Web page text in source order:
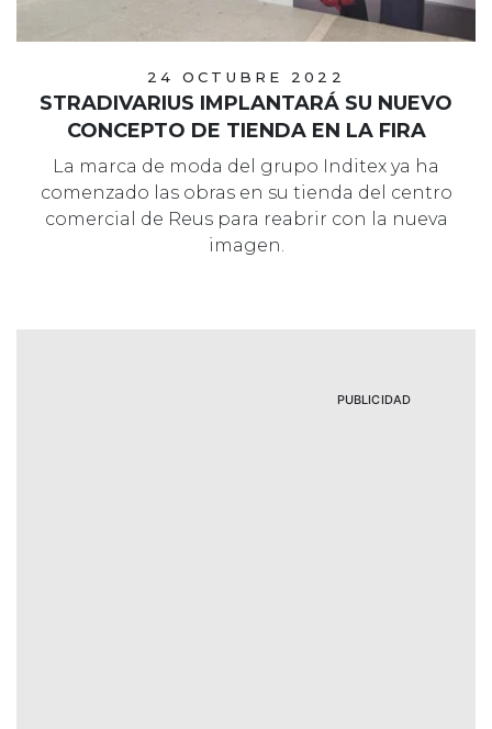
24 OCTUBRE 2022
STRADIVARIUS IMPLANTARÁ SU NUEVO
CONCEPTO DE TIENDA EN LA FIRA
La marca de moda del grupo Inditex ya ha
comenzado las obras en su tienda del centro
comercial de Reus para reabrir con la nueva
imagen.
PUBLICIDAD